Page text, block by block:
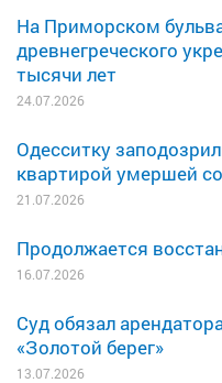
На Приморском
древнегреческого
тысячи лет
24.07.2026
Одесситку
квартирой умершей
21.07.2026
Продолжается
16.07.2026
Суд обязал
«Золотой берег»
13.07.2026